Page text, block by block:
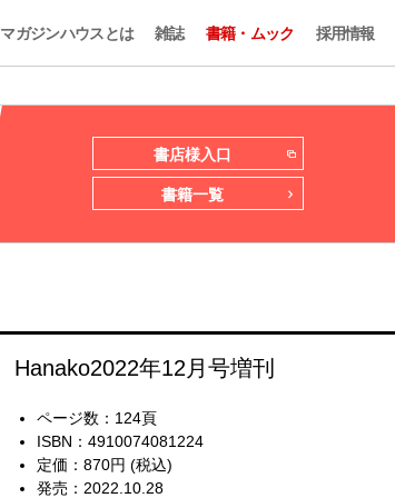
マガジンハウスとは 雑誌 書籍・ムック 採用情報
書店様入口
書籍一覧
Hanako2022年12月号増刊
ページ数：124頁
ISBN：4910074081224
定価：870円 (税込)
発売：2022.10.28